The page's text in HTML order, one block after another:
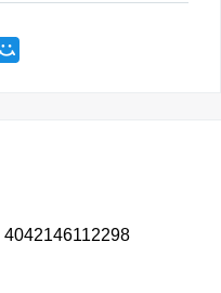
4042146112298